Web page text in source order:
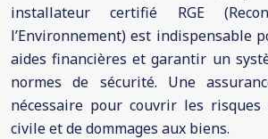
installateur certifié RGE
l’Environnement) est indispensable
aides financières et garantir un
normes de sécurité. Une
nécessaire pour couvrir les
civile et de dommages aux biens.